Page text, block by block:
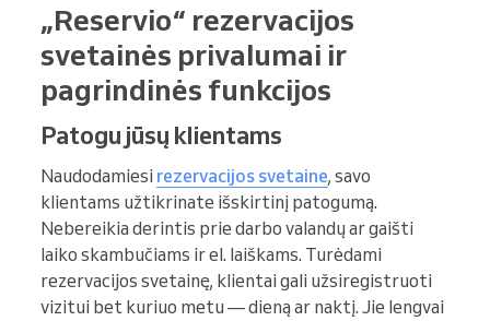
„Reservio“ rezervacijos
svetainės privalumai ir
pagrindinės funkcijos
Patogu jūsų klientams
Naudodamiesi rezervacijos svetaine, savo
klientams užtikrinate išskirtinį patogumą.
Nebereikia derintis prie darbo valandų ar gaišti
laiko skambučiams ir el. laiškams. Turėdami
rezervacijos svetainę, klientai gali užsiregistruoti
vizitui bet kuriuo metu — dieną ar naktį. Jie lengvai